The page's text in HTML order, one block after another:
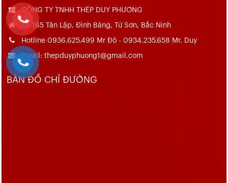
CÔNG TY TNHH THÉP DUY PHƯƠNG
Số 165 Tân Lập, Đình Bảng, Từ Sơn, Bắc Ninh
Hotline 0936.625.499 Mr Đô - 0934.235.658 Mr. Duy
Email: thepduyphuong1@gmail.com
BẢN ĐỒ CHỈ ĐƯỜNG